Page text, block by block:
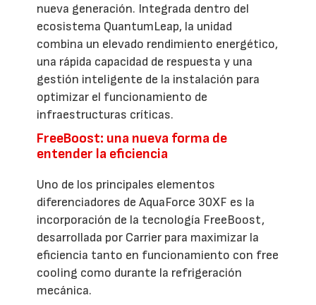
nueva generación. Integrada dentro del
ecosistema QuantumLeap, la unidad
combina un elevado rendimiento energético,
una rápida capacidad de respuesta y una
gestión inteligente de la instalación para
optimizar el funcionamiento de
infraestructuras críticas.
FreeBoost: una nueva forma de
entender la eficiencia
Uno de los principales elementos
diferenciadores de AquaForce 30XF es la
incorporación de la tecnología FreeBoost,
desarrollada por Carrier para maximizar la
eficiencia tanto en funcionamiento con free
cooling como durante la refrigeración
mecánica.